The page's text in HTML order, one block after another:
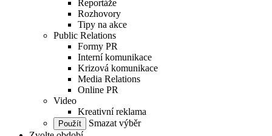
Reportáže
Rozhovory
Tipy na akce
Public Relations
Formy PR
Interní komunikace
Krizová komunikace
Media Relations
Online PR
Video
Kreativní reklama
Smazat výběr